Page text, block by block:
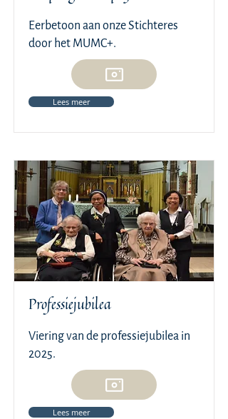
Eerbetoon aan onze Stichteres
door het MUMC+.
Lees meer
Professiejubilea
Viering van de professiejubilea in
2025.
Lees meer